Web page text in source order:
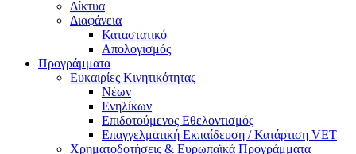
Δίκτυα
Διαφάνεια
Καταστατικό
Απολογισμός
Προγράμματα
Ευκαιρίες Κινητικότητας
Νέων
Ενηλίκων
Επιδοτούμενος Εθελοντισμός
Επαγγελματική Εκπαίδευση / Κατάρτιση VET
Χρηματοδοτήσεις & Ευρωπαϊκά Προγράμματα